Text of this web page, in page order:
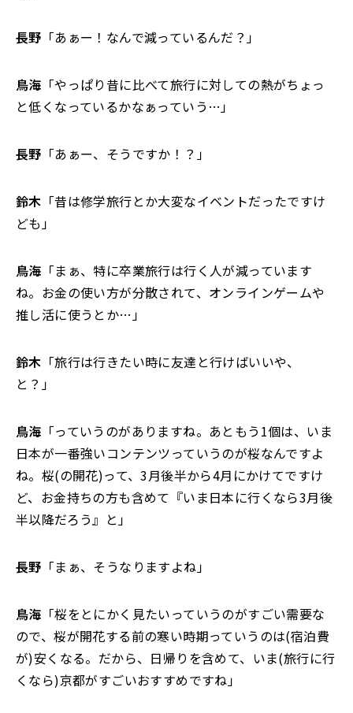
長野 「あぁー！なんで減っているんだ？」
鳥海 「やっぱり昔に比べて旅行に対しての熱がちょっ
と低くなっているかなぁっていう…」
長野 「あぁー、そうですか！？」
鈴木 「昔は修学旅行とか大変なイベントだったですけ
ども」
鳥海 「まぁ、特に卒業旅行は行く人が減っています
ね。お金の使い方が分散されて、オンラインゲームや
推し活に使うとか…」
鈴木 「旅行は行きたい時に友達と行けばいいや、
と？」
鳥海 「っていうのがありますね。あともう1個は、いま
日本が一番強いコンテンツっていうのが桜なんですよ
ね。桜(の開花)って、3月後半から4月にかけてですけ
ど、お金持ちの方も含めて『いま日本に行くなら3月後
半以降だろう』と」
長野 「まぁ、そうなりますよね」
鳥海 「桜をとにかく見たいっていうのがすごい需要な
ので、桜が開花する前の寒い時期っていうのは(宿泊費
が)安くなる。だから、日帰りを含めて、いま(旅行に行
くなら)京都がすごいおすすめですね」